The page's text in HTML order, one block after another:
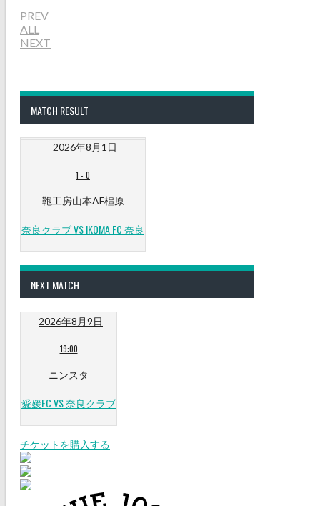
PREV
ALL
NEXT
MATCH RESULT
2026年8月1日
1 - 0
鞄工房山本AF橿原
奈良クラブ VS IKOMA FC 奈良
NEXT MATCH
2026年8月9日
19:00
ニンスタ
愛媛FC VS 奈良クラブ
チケットを購入する